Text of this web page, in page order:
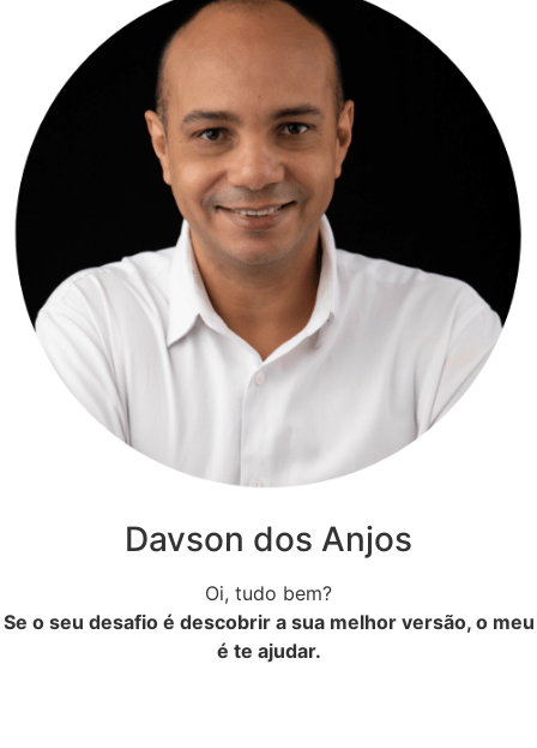
Davson dos Anjos
Oi, tudo bem?
Se o seu desafio é descobrir a sua melhor versão, o meu
é te ajudar.